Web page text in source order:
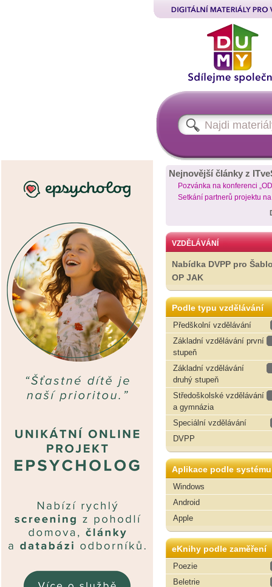
Nejnovější články z
Pozvánka na konferenci
Setkání partnerů projektu
VZDĚLÁVÁNÍ
Nabídka DVPP pro
OP JAK
Podle typu vzdělávání
Předškolní vzdělávání
Základní vzdělávání první
stupeň
Základní vzdělávání
druhý stupeň
Středoškolské vzdělávání
a gymnázia
Speciální vzdělávání
DVPP
Aplikace podle systému
Windows
Android
Apple
eKnihy podle zaměření
Poezie
Beletrie